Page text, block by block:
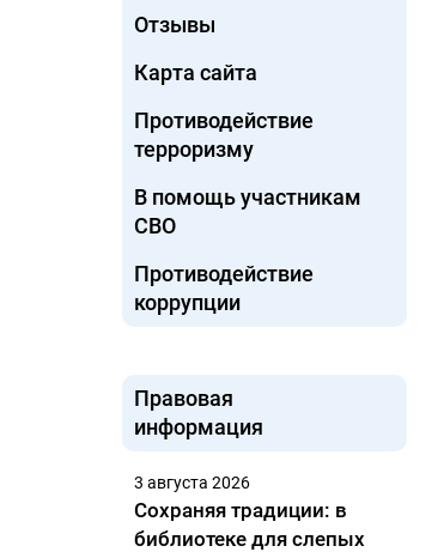
Отзывы
Карта сайта
Противодействие
терроризму
В помощь участникам
СВО
Противодействие
коррупции
Правовая
информация
3 августа 2026
Сохраняя традиции: в
библиотеке для слепых